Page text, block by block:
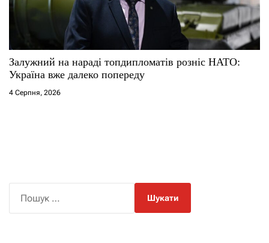
Залужний на нараді топдипломатів розніс НАТО:
Україна вже далеко попереду
4 Серпня, 2026